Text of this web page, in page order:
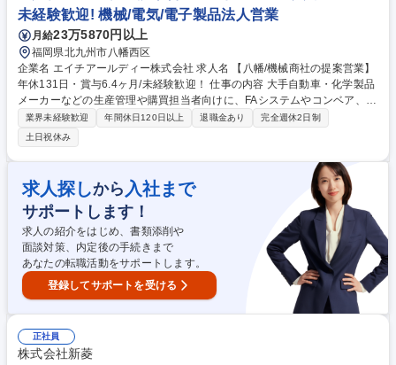
迎-
未経験歓迎! 機械/電気/電子製品法人営業
月給23万5870円以上
福岡県北九州市八幡西区
企業名 エイチアールディー株式会社 求人名 【八幡/機械商社の提案営業】
年休131日・賞与6.4ヶ月/未経験歓迎！ 仕事の内容 大手自動車・化学製品
メーカーなどの生産管理や購買担当者向けに、FAシステムやコンベア、部
品等の産業機械を提案する営業です。1日2～3社を訪問し、ルート営業を
中心に顧客の製造活動を支えます。 ■営業スタイル:既存顧客を中心とした
ルート営業メイン(一部新規あり)。1日2~3社訪問。 ■提案方法:単独だけで
なく、社内の専門家や仕入先メーカーと協業し最適な商品を提案。 ■取扱
商材:FAシステム、コンベア、真空ポンプ、チェーン等の設備・部品。 ■入
社後:仕入から納品までの流れを学習。上司とのマンツーマン指導で安心で
す。 募集職種 【八幡/機械商社の提案営業】年休131日・賞与6.4ヶ月/未経
験歓迎！
業界未経験歓迎 年間休日120日以上 退職金あり
完全週休2日制
土日祝休み
求人探しから 入社まで
サポートします！
求人の紹介をはじめ、書類添削や
面談対策、内定後の手続きまで
あなたの転職活動をサポートします。
登録してサポートを受ける
正社員
株式会社新菱